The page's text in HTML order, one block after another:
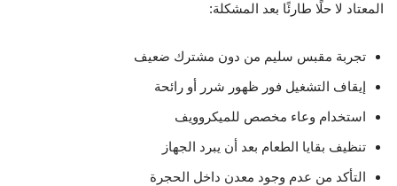
المعتاد لا حلًا طارئًا بعد المشكلة:
تجربة مقبس سليم من دون مشترك ضعيف
إيقاف التشغيل فور ظهور شرر أو رائحة
استخدام وعاء مخصص للميكروويف
تنظيف بقايا الطعام بعد أن يبرد الجهاز
التأكد من عدم وجود معدن داخل الحجرة